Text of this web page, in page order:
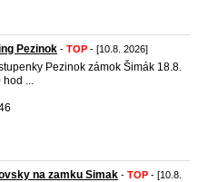
Pezinok - TOP - [10.8. 2026]
Pezinok zámok Šimák 18.8.
hod ...
na zamku Simak - TOP - [10.8.